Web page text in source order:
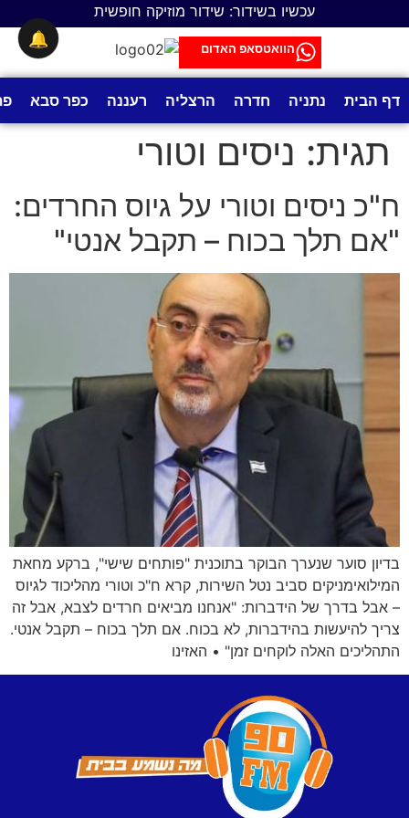
עכשיו בשידור: שידור מוזיקה חופשית
הוואטסאפ האדום
דף הבית נתניה חדרה הרצליה רעננה כפר סבא
תגית: ניסים וטורי
ח"כ ניסים וטורי על גיוס החרדים:
"אם תלך בכוח – תקבל אנטי"
בדיון סוער שנערך הבוקר בתוכנית "פותחים שישי", ברקע מחאת
המילואימניקים סביב נטל השירות, קרא ח"כ וטורי מהליכוד לגיוס
– אבל בדרך של הידברות: "אנחנו מביאים חרדים לצבא, אבל זה
צריך להיעשות בהידברות, לא בכוח. אם תלך בכוח – תקבל אנטי.
התהליכים האלה לוקחים זמן" • האזינו
🔔